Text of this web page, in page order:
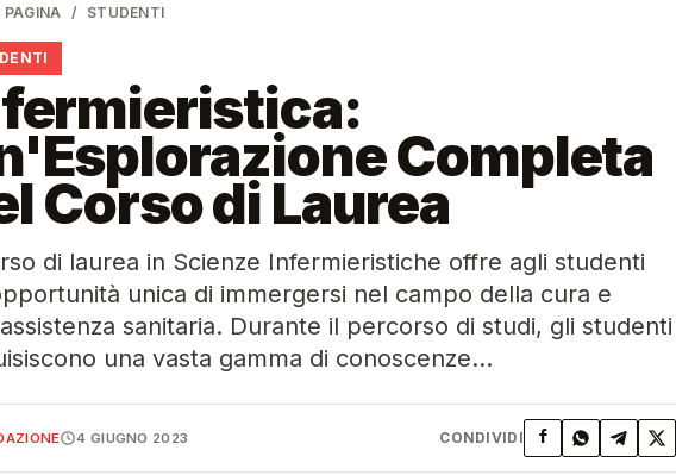
PAGINA / STUDENTI
Completa
Corso di Laurea
di laurea in Scienze Infermieristiche offre agli studenti
unica di immergersi nel campo della cura e
sanitaria. Durante il percorso di studi, gli studenti
una vasta gamma di conoscenze…
4 GIUGNO 2023 CONDIVIDI